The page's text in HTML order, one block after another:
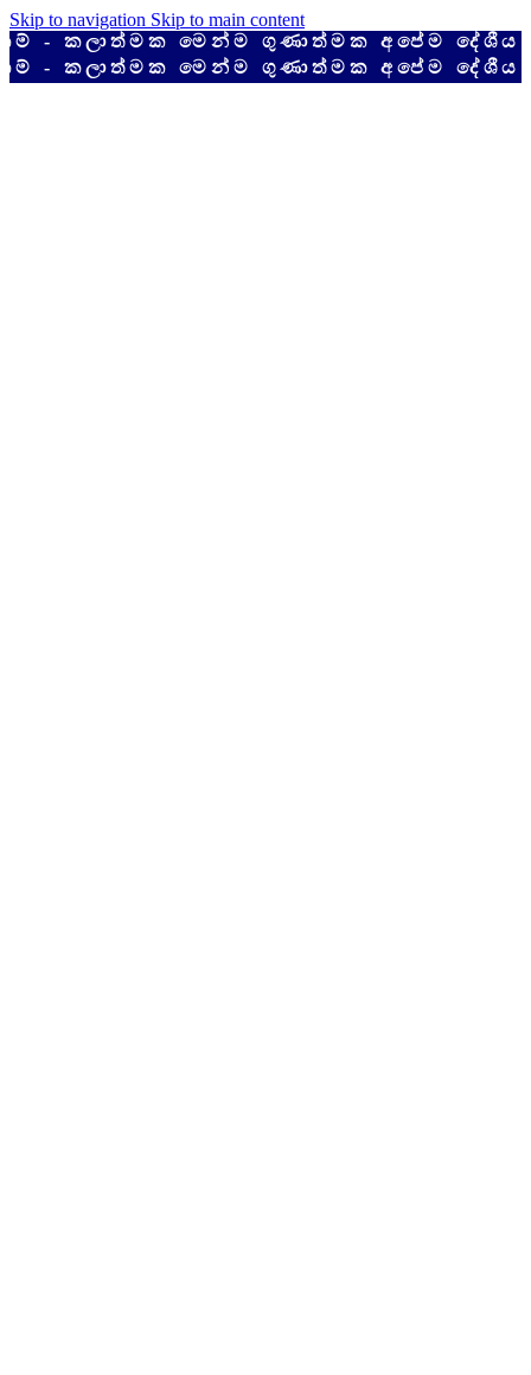
Skip to navigation Skip to main content
මෙන්ම ගුණාත්මක අපේම දේශීය
මෙන්ම ගුණාත්මක අපේම දේශීය